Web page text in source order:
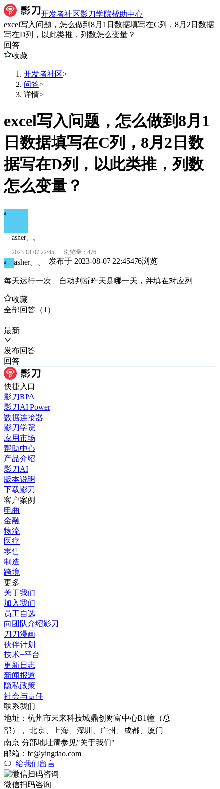
开发者社区影刀学院帮助中心
excel写入问题，怎么做到8月1日数据填写在C列，8月2日数据
写在D列，以此类推，列数怎么变量？
回答
收藏
开发者社区>
问答>
详情>
excel写入问题，怎么做到8月1
日数据填写在C列，8月2日数
据写在D列，以此类推，列数
怎么变量？
a
asher。。
2023-08-07 22:45 · 浏览量： 476
a
asher。。 发布于 2023-08-07 22:45476浏览
每天运行一次，自动判断昨天是哪一天，并填在对应列
收藏
全部回答 （1 ）
最新
发布回答
回答
快捷入口
影刀RPA
影刀AI Power
数据连接器
影刀学院
应用市场
帮助中心
产品介绍
影刀AI
版本说明
下载影刀
客户案例
电商
金融
物流
医疗
零售
制造
跨境
更多
关于我们
加入我们
员工自选
向团队介绍影刀
刀刀漫画
伙伴计划
技术+平台
更新日志
新闻报道
隐私政策
社会与责任
联系我们
地址： 杭州市未来科技城鼎创财富中心B1幢（总
部）， 北京、上海、深圳、广州、成都、厦门、
南京 分部地址请参见"关于我们"
邮箱：fc@yingdao.com
给我们留言
微信扫码咨询